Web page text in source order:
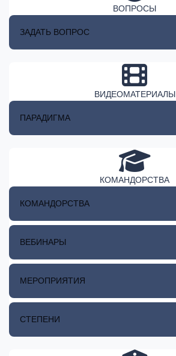
ВОПРОСЫ
ЗАДАТЬ ВОПРОС
ВИДЕОМАТЕРИАЛЫ
ПАРАДИГМА
КОМАНДОРСТВА
КОМАНДОРСТВА
ВЕБИНАРЫ
МЕРОПРИЯТИЯ
СТЕПЕНИ